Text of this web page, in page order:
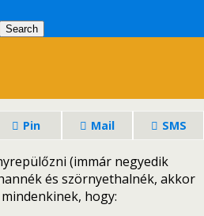
Pin Mail SMS
(immár negyedik
és szörnyethalnék, akkor
hogy: